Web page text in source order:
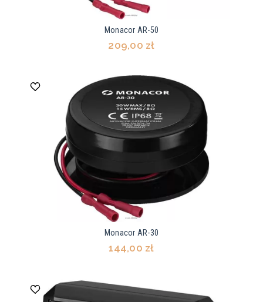
Monacor AR-50
209,00 zł
Monacor AR-30
144,00 zł